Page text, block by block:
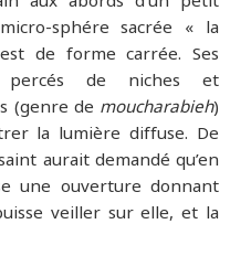
sphére sacrée « la
de forme carrée. Ses
de niches et
(genre de moucharabieh)
la lumière diffuse. De
aurait demandé qu’en
une ouverture donnant
veiller sur elle, et la